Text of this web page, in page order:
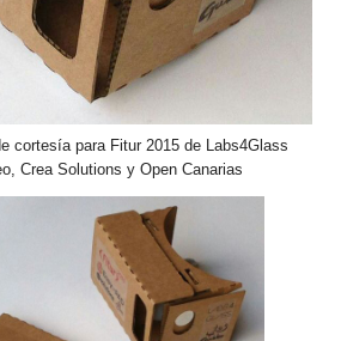
cortesía para Fitur 2015 de Labs4Glass
Crea Solutions y Open Canarias